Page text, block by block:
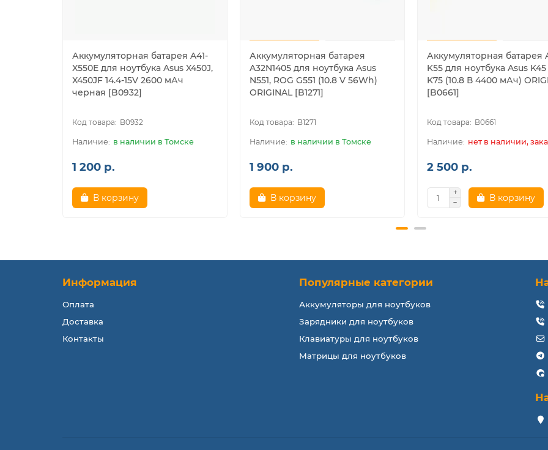
Аккумуляторная батарея A41-
X550E для ноутбука Asus X450J,
X450JF 14.4-15V 2600 мАч
черная [B0932]
B0932
в наличии в Томске
1 200 р.
В корзину
Аккумуляторная батарея
A32N1405 для ноутбука Asus
N551, ROG G551 (10.8 V 56Wh)
ORIGINAL [B1271]
B1271
в наличии в Томске
1 900 р.
В корзину
Аккумуляторная батарея
K55 для ноутбука Asus K45
K75 (10.8 В 4400 мАч)
[B0661]
B0661
нет в наличии,
2 500 р.
В корзину
Информация
Оплата
Доставка
Контакты
Популярные категории
Аккумуляторы для ноутбуков
Зарядники для ноутбуков
Клавиатуры для ноутбуков
Матрицы для ноутбуков